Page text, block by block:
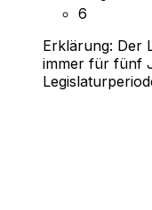
6
Erklärung: Der
immer für fünf